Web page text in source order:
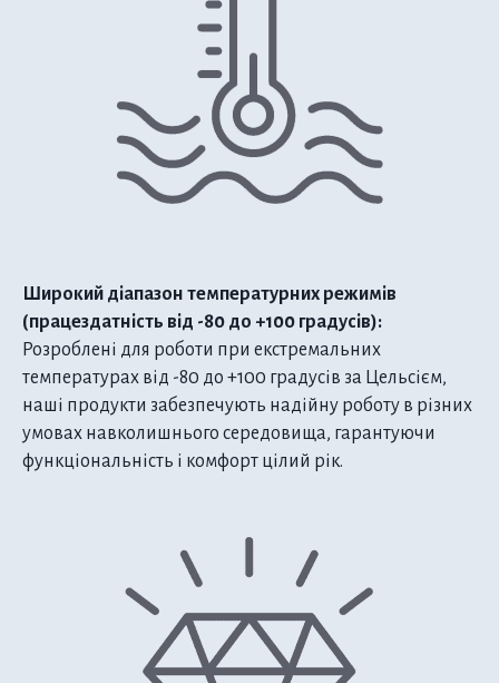
Широкий діапазон температурних режимів
(працездатність від -80 до +100 градусів):
Розроблені для роботи при екстремальних
температурах від -80 до +100 градусів за Цельсієм,
наші продукти забезпечують надійну роботу в різних
умовах навколишнього середовища, гарантуючи
функціональність і комфорт цілий рік.